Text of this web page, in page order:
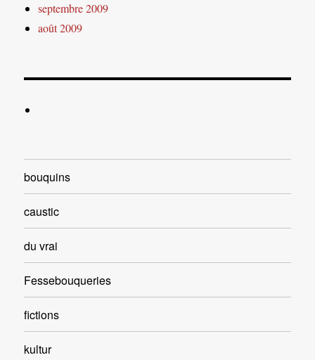
septembre 2009
août 2009
bouquins
caustic
du vrai
Fessebouqueries
fictions
kultur